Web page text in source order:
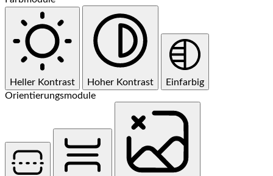
Heller Kontrast Hoher Kontrast
Einfarbig
Orientierungsmodule